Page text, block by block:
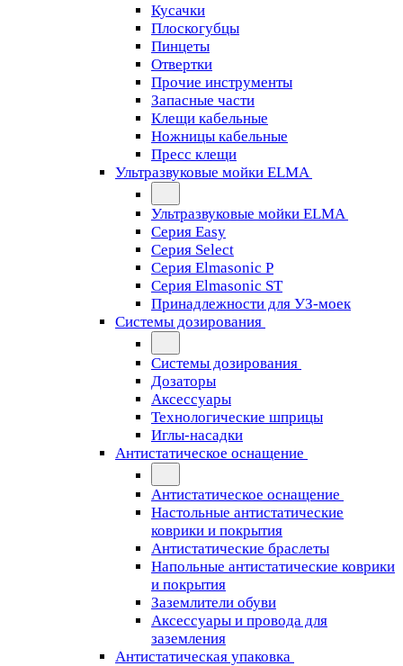
Кусачки
Плоскогубцы
Пинцеты
Отвертки
Прочие инструменты
Запасные части
Клещи кабельные
Ножницы кабельные
Пресс клещи
Ультразвуковые мойки ELMA
Ультразвуковые мойки ELMA
Серия Easy
Серия Select
Серия Elmasonic P
Серия Elmasonic ST
Принадлежности для УЗ-моек
Системы дозирования
Системы дозирования
Дозаторы
Аксессуары
Технологические шприцы
Иглы-насадки
Антистатическое оснащение
Антистатическое оснащение
Настольные антистатические
коврики и покрытия
Антистатические браслеты
Напольные антистатические коврики
и покрытия
Заземлители обуви
Аксессуары и провода для
заземления
Антистатическая упаковка